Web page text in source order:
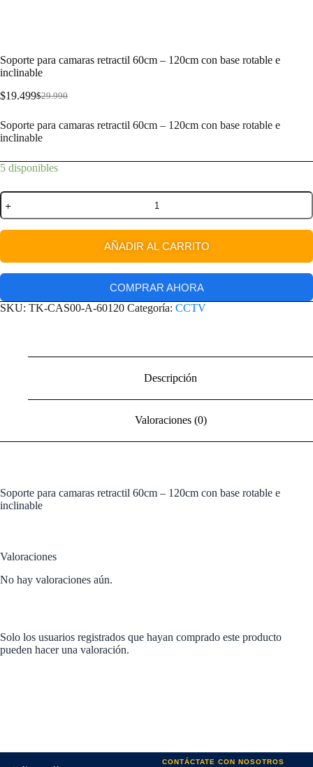
Soporte para camaras retractil 60cm – 120cm con base rotable e
inclinable
$29.990
$19.499
Soporte para camaras retractil 60cm – 120cm con base rotable e
inclinable
5 disponibles
AÑADIR AL CARRITO
COMPRAR AHORA
SKU: TK-CAS00-A-60120 Categoría: CCTV
Descripción
Valoraciones (0)
Soporte para camaras retractil 60cm – 120cm con base rotable e
inclinable
Valoraciones
No hay valoraciones aún.
Solo los usuarios registrados que hayan comprado este producto
pueden hacer una valoración.
CONTÁCTATE CON NOSOTROS